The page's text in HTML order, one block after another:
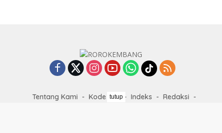
Tentang Kami Kode Etik Indeks
Redaksi
tutup